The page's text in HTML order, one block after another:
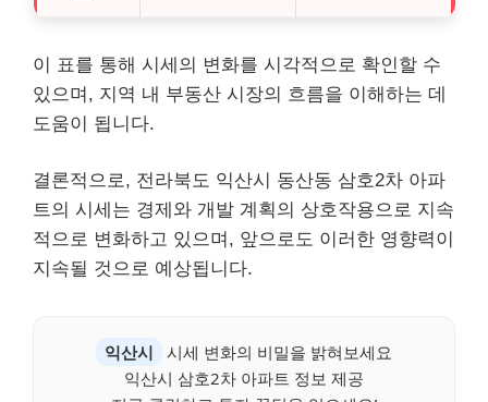
이 표를 통해 시세의 변화를 시각적으로 확인할 수
있으며, 지역 내 부동산 시장의 흐름을 이해하는 데
도움이 됩니다.
결론적으로, 전라북도 익산시 동산동 삼호2차 아파
트의 시세는 경제와 개발 계획의 상호작용으로 지속
적으로 변화하고 있으며, 앞으로도 이러한 영향력이
지속될 것으로 예상됩니다.
익산시
시세 변화의 비밀을 밝혀보세요
익산시 삼호2차 아파트 정보 제공